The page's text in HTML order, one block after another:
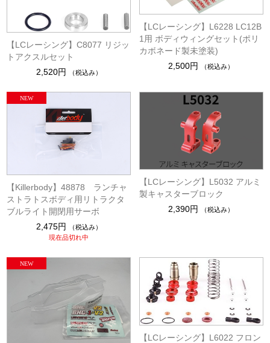
【LCレーシング】C8077 リジッ
トアクスルセット
2,520円
（税込み）
【LCレーシング】L6228 LC12B
1用 ボディウィングセット(ポリ
カボネード製未塗装)
2,500円
（税込み）
【Killerbody】48878 ランチャ
ストラトスボディ用リトラクタ
ブルライト開閉用サーボ
2,475円
（税込み）
現在品切れ中
【LCレーシング】L5032 アルミ
製キャスターブロック
2,390円
（税込み）
【LCレーシング】L6022 フロン